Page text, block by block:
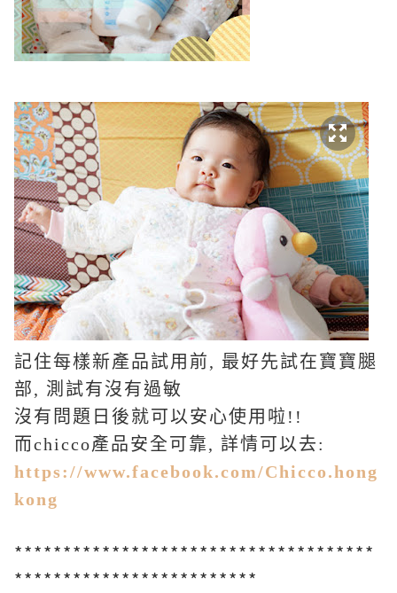
記住每樣新產品試用前, 最好先試在寶寶腿
部, 測試有沒有過敏
沒有問題日後就可以安心使用啦 !!
而chicco產品安全可靠, 詳情可以去:
https://www.facebook.com/Chicco.hong
kong
*************************************
*************************